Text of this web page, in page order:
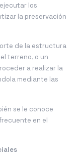
los
la preservación
de la estructura
terreno, o un
a realizar la
mediante las
se le conoce
en el